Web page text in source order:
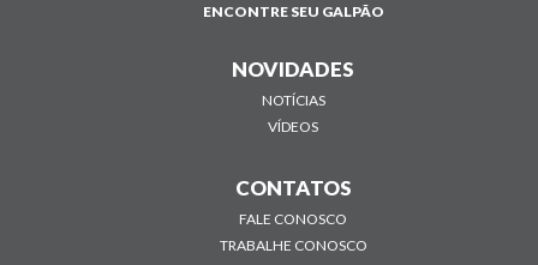
ENCONTRE SEU GALPÃO
NOVIDADES
NOTÍCIAS
VÍDEOS
CONTATOS
FALE CONOSCO
TRABALHE CONOSCO